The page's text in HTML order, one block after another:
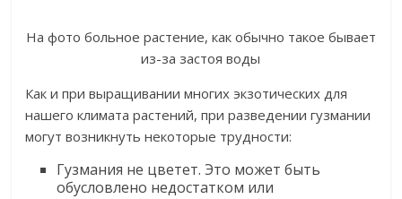
На фото больное растение, как обычно такое бывает
из-за застоя воды
Как и при выращивании многих экзотических для
нашего климата растений, при разведении гузмании
могут возникнуть некоторые трудности:
Гузмания не цветет. Это может быть
обусловлено недостатком или